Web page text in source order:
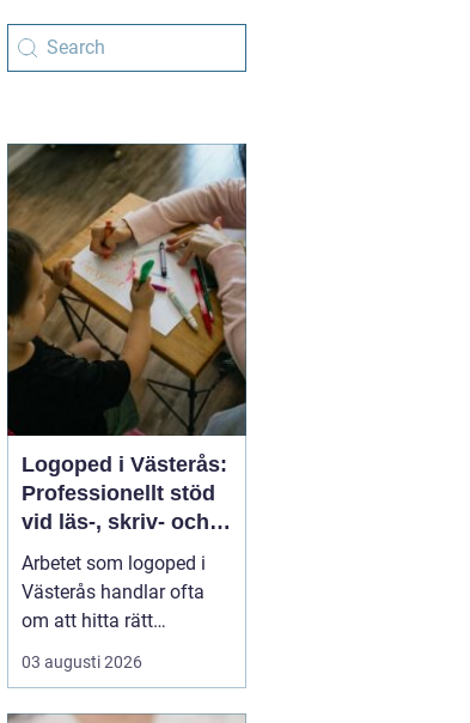
Logoped i Västerås:
Professionellt stöd
vid läs-, skriv- och
språksvårigheter
Arbetet som logoped i
Västerås handlar ofta
om att hitta rätt
kompetens för utredning,
behandling och
03 augusti 2026